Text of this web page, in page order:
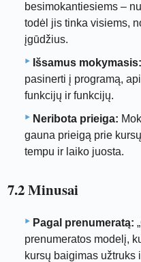
besimokantiesiems –
todėl jis tinka visiems,
įgūdžius.
Išsamus mokymasis:
pasinerti į programą,
funkcijų ir funkcijų.
Neribota prieiga:
gauna prieigą prie
tempu ir laiko juosta.
7.2 Minusai
Pagal prenumeratą:
prenumeratos modelį,
kursų baigimas užtruks